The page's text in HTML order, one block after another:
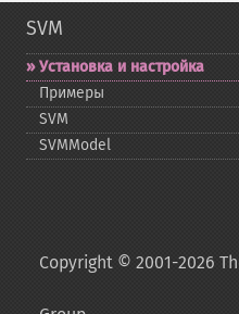
SVM
Установка и настройка
Примеры
SVM
SVMModel
Copyright © 2001-2026